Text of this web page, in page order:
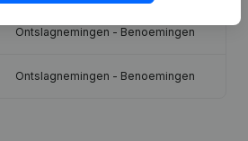
Ontslagnemingen - Benoemingen
Ontslagnemingen - Benoemingen